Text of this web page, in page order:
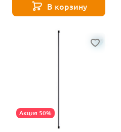
В корзину
Акция 50%